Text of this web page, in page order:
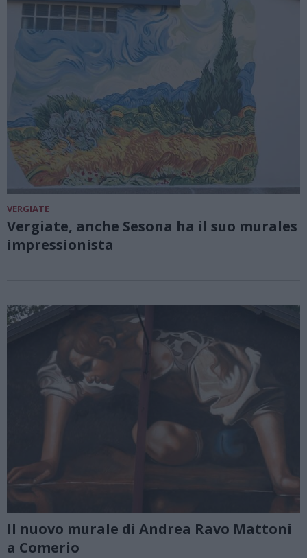
VERGIATE
Vergiate, anche Sesona ha il suo murales
impressionista
Il nuovo murale di Andrea Ravo Mattoni
a Comerio